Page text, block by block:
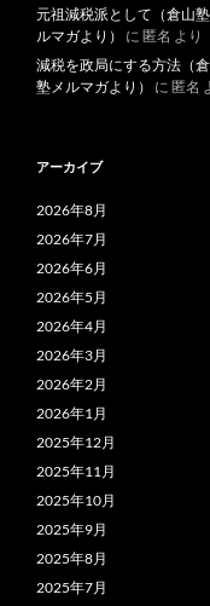
元祖減税派として（倉山
ルマガより）
に 匿名 より
減税を政局にする方法（
塾メルマガより）
に 匿名
アーカイブ
2026年8月
2026年7月
2026年6月
2026年5月
2026年4月
2026年3月
2026年2月
2026年1月
2025年12月
2025年11月
2025年10月
2025年9月
2025年8月
2025年7月